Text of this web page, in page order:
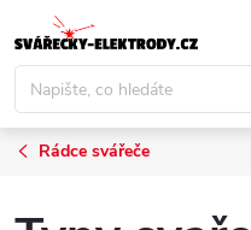
na
obsah
Rádce svářeče